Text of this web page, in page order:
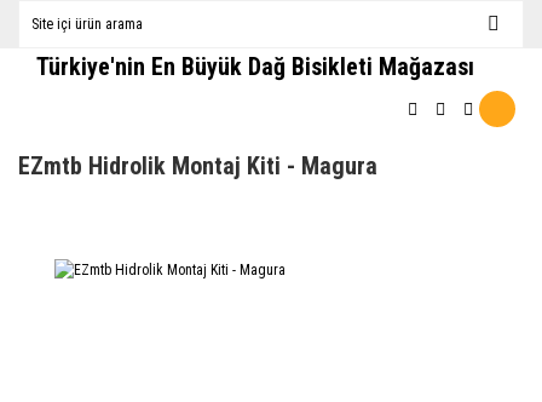
Türkiye'nin En Büyük Dağ Bisikleti Mağazası
EZmtb Hidrolik Montaj Kiti - Magura